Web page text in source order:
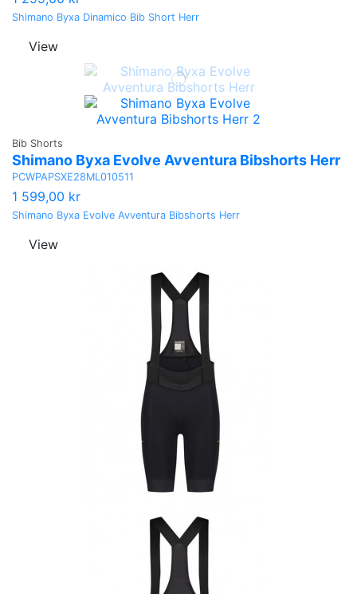
Shimano Byxa Dinamico Bib Short Herr
View
Bib Shorts
Shimano Byxa Evolve Avventura Bibshorts Herr
PCWPAPSXE28ML010511
1 599,00 kr
Shimano Byxa Evolve Avventura Bibshorts Herr
View